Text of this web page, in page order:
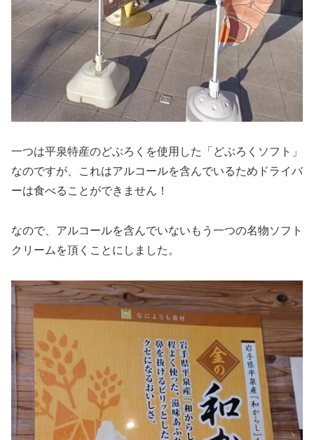
一つは平泉特産のどぶろくを使用した「どぶろくソフト」
なのですが、これはアルコールを含んでいるためドライバ
ーは食べることができません！
なので、アルコールを含んでいないもう一つの名物ソフト
クリームを頂くことにしました。